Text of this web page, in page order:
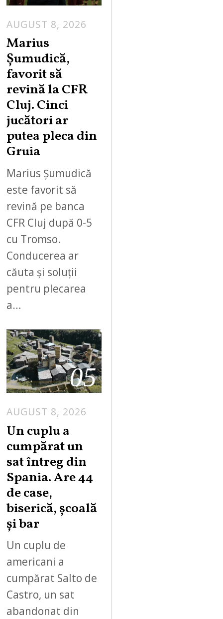
AUGUST 8, 2026
Marius
Șumudică,
favorit să
revină la CFR
Cluj. Cinci
jucători ar
putea pleca din
Gruia
Marius Șumudică
este favorit să
revină pe banca
CFR Cluj după 0-5
cu Tromso.
Conducerea ar
căuta și soluții
pentru plecarea
a…
05
AUGUST 8, 2026
Un cuplu a
cumpărat un
sat întreg din
Spania. Are 44
de case,
biserică, școală
și bar
Un cuplu de
americani a
cumpărat Salto de
Castro, un sat
abandonat din